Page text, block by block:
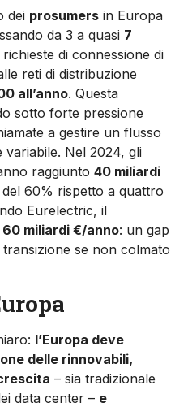
dei prosumers in Europa
da 3 a quasi 7
di connessione di
reti di distribuzione
all’anno. Questa
sotto forte pressione
a gestire un flusso
variabile. Nel 2024, gli
raggiunto 40 miliardi
60% rispetto a quattro
Eurelectric, il
60 miliardi €/anno: un gap
se non colmato
l’Europa deve
delle rinnovabili,
– sia tradizionale
data center – e